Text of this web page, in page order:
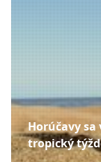
Horúčavy
tropický